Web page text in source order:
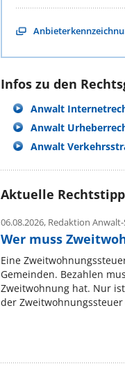
Infos zu den
Anwalt
Anwalt
Anwalt
Aktuelle
06.08.2026, Redaktion
Wer muss
Eine
Gemeinden. Bezahlen
Zweitwohnung hat. Nur
der